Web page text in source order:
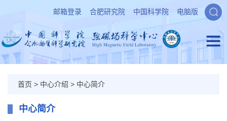
邮箱登录 合肥研究院 中国科学院 电脑版
首页 > 中心介绍 > 中心简介
中心简介